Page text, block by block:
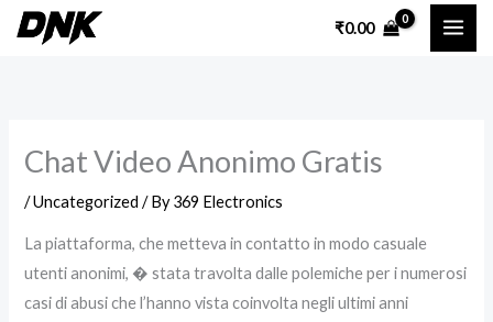
Skip
₹0.00
Chat Video Anonimo Gratis
/Uncategorized / By369 Electronics
La piattaforma, che metteva in contatto in modo casuale
utenti anonimi, � stata travolta dalle polemiche per i numerosi
casi di abusi che l’hanno vista coinvolta negli ultimi anni